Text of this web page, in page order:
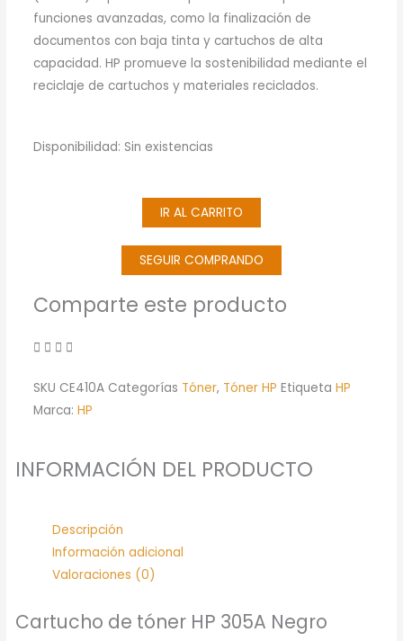
funciones avanzadas, como la finalización de
documentos con baja tinta y cartuchos de alta
capacidad. HP promueve la sostenibilidad mediante el
reciclaje de cartuchos y materiales reciclados.
Disponibilidad: Sin existencias
IR AL CARRITO
SEGUIR COMPRANDO
Comparte este producto
SKU CE410A Categorías Tóner, Tóner HP Etiqueta HP
Marca:HP
INFORMACIÓN DEL PRODUCTO
Descripción
Información adicional
Valoraciones (0)
Cartucho de tóner HP 305A Negro